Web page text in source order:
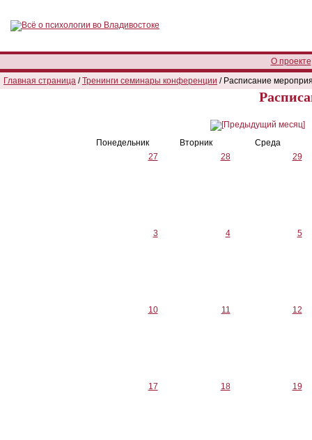
О проекте
Главная страница /Тренинги семинары конференции / Расписание
Понедельник Вторник
Среда
27
28 29
3 4 5
10 11 12
17 18 19